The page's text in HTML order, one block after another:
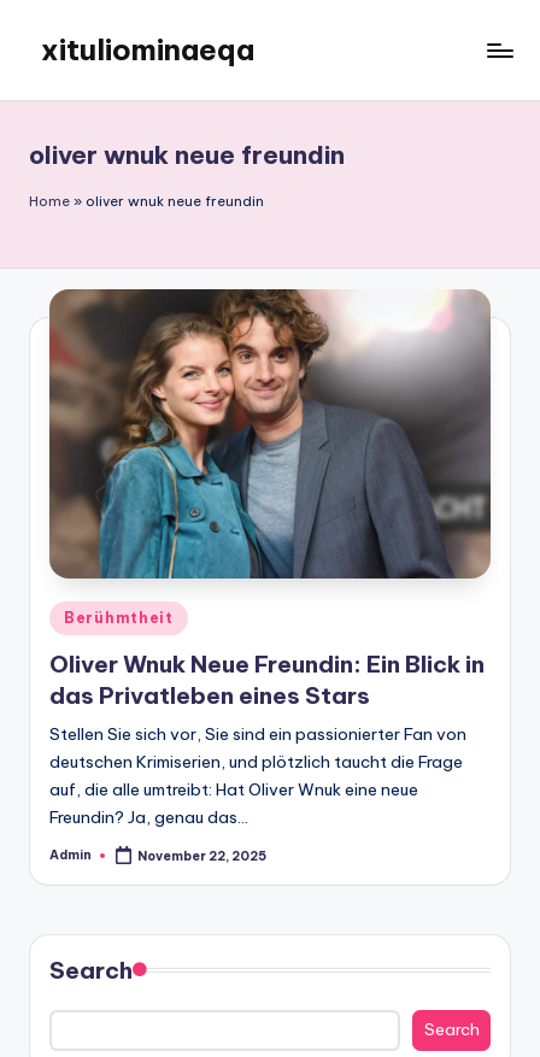
content
xituliominaeqa
oliver wnuk neue freundin
Home » oliver wnuk neue freundin
Posted
in
Berühmtheit
Oliver Wnuk Neue Freundin: Ein Blick in
das Privatleben eines Stars
Stellen Sie sich vor, Sie sind ein passionierter Fan von
deutschen Krimiserien, und plötzlich taucht die Frage
auf, die alle umtreibt: Hat Oliver Wnuk eine neue
Freundin? Ja, genau das…
Posted
Admin November 22, 2025
Search
Search